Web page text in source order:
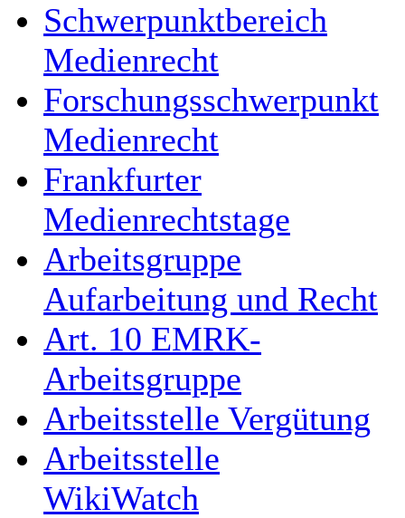
Schwerpunktbereich
Medienrecht
Forschungsschwerpunkt
Medienrecht
Frankfurter
Medienrechtstage
Arbeitsgruppe
Aufarbeitung und Recht
Art. 10 EMRK-
Arbeitsgruppe
Arbeitsstelle Vergütung
Arbeitsstelle
WikiWatch